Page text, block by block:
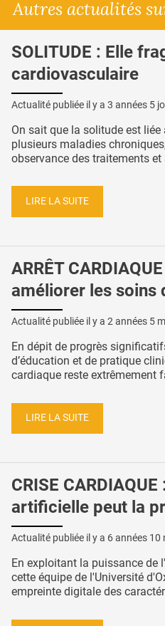
Autres actualités
SOLITUDE : Elle
cardiovasculaire
Actualité publiée il y a 3 années 5
On sait que la solitude est
plusieurs maladies
observance des traitements et
LIRE LA SUITE
ARRÊT
améliorer les soins
Actualité publiée il y a 2 années 5
En dépit de progrès
d’éducation et de pratique
cardiaque reste extrêmement
LIRE LA SUITE
CRISE
artificielle peut la
Actualité publiée il y a 6 années 10
En exploitant la puissance de
cette équipe de l'Université
empreinte digitale des